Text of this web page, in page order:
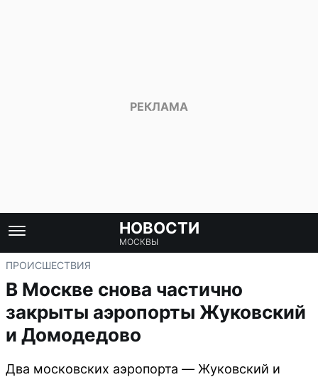
НОВОСТИ
МОСКВЫ
ПРОИСШЕСТВИЯ
В Москве снова частично
закрыты аэропорты Жуковский
и Домодедово
Два московских аэропорта — Жуковский и